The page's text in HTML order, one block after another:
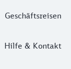
Geschäftsreisen
Hilfe & Kontakt